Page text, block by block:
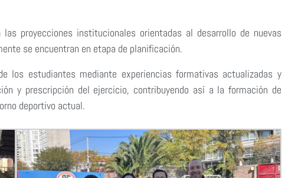
proyecciones institucionales orientadas al desarrollo de nuevas
se encuentran en etapa de planificación.
los estudiantes mediante experiencias formativas actualizadas y
y prescripción del ejercicio, contribuyendo así a la formación de
deportivo actual.